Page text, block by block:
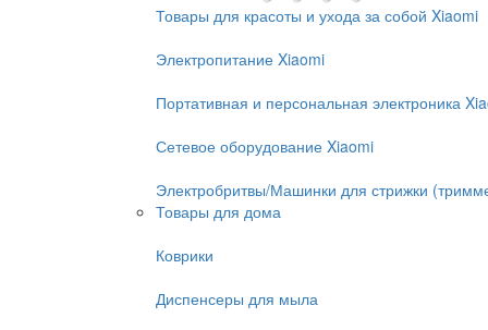
Товары для красоты и ухода за собой Xiaomi
Электропитание Xiaomi
Портативная и персональная электроника
Сетевое оборудование Xiaomi
Электробритвы/Машинки для стрижки
Товары для дома
Коврики
Диспенсеры для мыла